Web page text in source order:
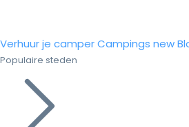
Verhuur je camperCampings new
Populaire steden